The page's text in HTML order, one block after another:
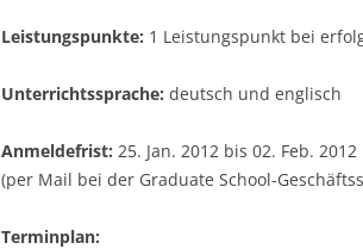
Leistungspunkte: 1 Leistungspunkt bei
Unterrichtssprache: deutsch und englisch
Anmeldefrist: 25. Jan. 2012 bis 02. Feb. 2012
(per Mail bei der Graduate School-
Terminplan: